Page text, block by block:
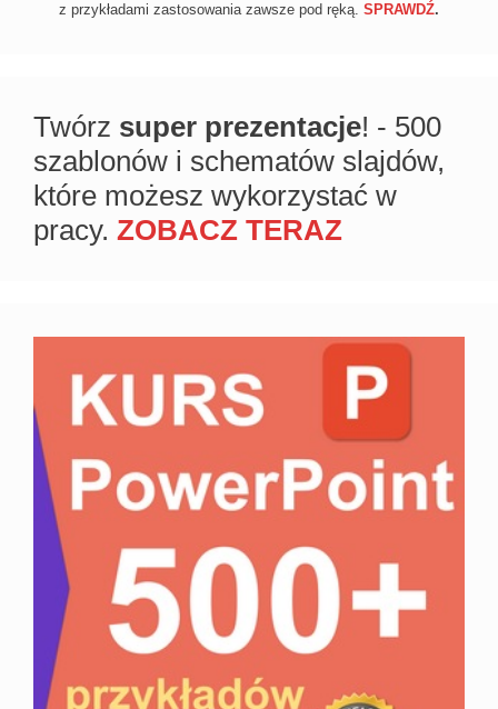
z przykładami zastosowania zawsze pod ręką. SPRAWDŹ.
Twórz super prezentacje! - 500
szablonów i schematów slajdów,
które możesz wykorzystać w
pracy. ZOBACZ TERAZ